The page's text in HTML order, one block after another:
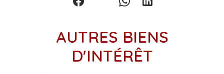
AUTRES BIENS
D'INTÉRÊT